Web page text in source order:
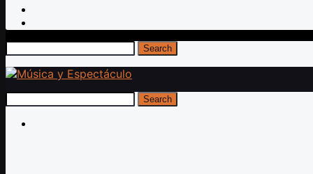
Search
Search